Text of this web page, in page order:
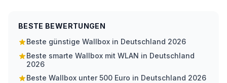
BESTE BEWERTUNGEN
Beste günstige Wallbox in Deutschland 2026
Beste smarte Wallbox mit WLAN in Deutschland
2026
Beste Wallbox unter 500 Euro in Deutschland 2026